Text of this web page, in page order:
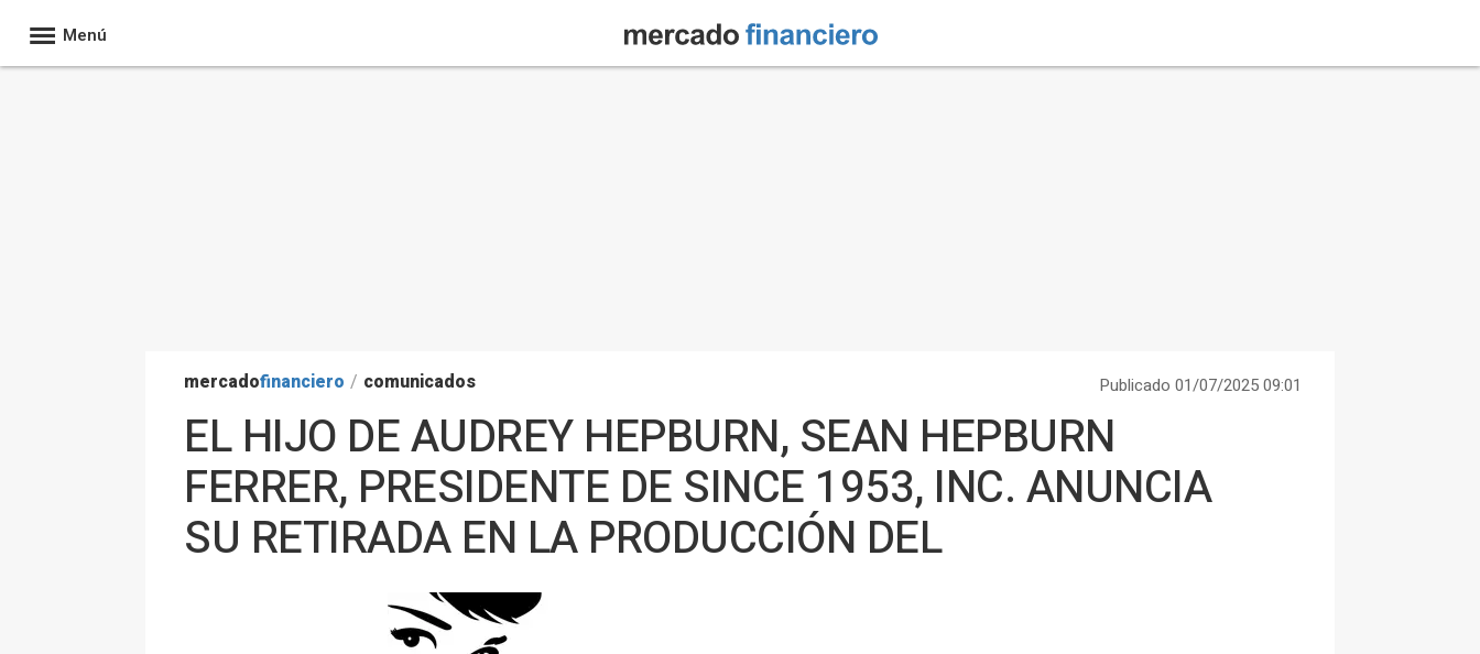
Menú
mercadofinanciero / comunicados Publicado 01/07/2025 09:01
EL HIJO DE AUDREY HEPBURN, SEAN HEPBURN
FERRER, PRESIDENTE DE SINCE 1953, INC. ANUNCIA
SU RETIRADA EN LA PRODUCCIÓN DEL